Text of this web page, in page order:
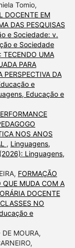
Tomio,
DOCENTE EM
DAS PESQUISAS
e Sociedade: v.
e Sociedade
TECENDO UMA
PARA
PERSPECTIVA DA
e
Educação e
NOS ANOS
, Linguagens,
Linguagens,
FORMAÇÃO
QUE MUDA COM A
DOCENTE
NO
e
MOURA,